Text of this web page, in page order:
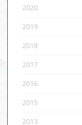
2020
2019
2018
2017
2016
2015
2013